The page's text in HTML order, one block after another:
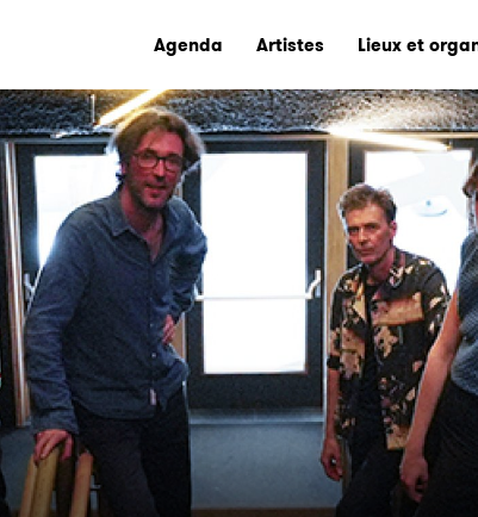
Agenda Artistes Lieux et